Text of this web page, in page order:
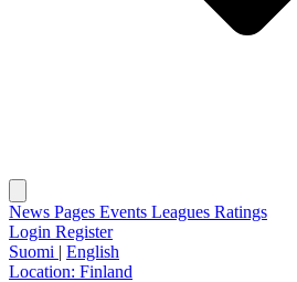
News Pages Events Leagues Ratings
Login Register
Suomi | English
Location: Finland